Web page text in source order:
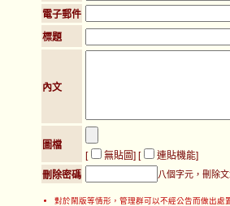
電子郵件
標題
內文
圖檔
[
無貼圖] [ 連貼機能]
刪除密碼
八個字元，刪除文
對於鬧版等情形，管理群可以不經公告而做出處